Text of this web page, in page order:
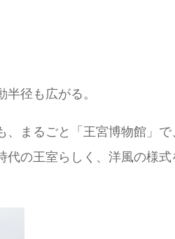
径も広がる。
まるごと「王宮博物館」
の王室らしく、洋風の様